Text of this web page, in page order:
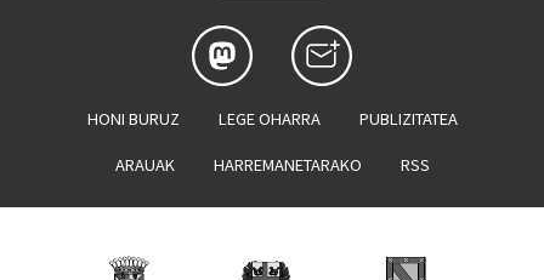
HONI BURUZ LEGE OHARRA PUBLIZITATEA
ARAUAK HARREMANETARAKO RSS